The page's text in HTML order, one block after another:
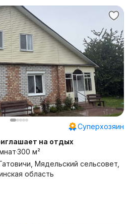
Суперхозяин
на отдых
300 м²
Мядельский сельсовет,
область